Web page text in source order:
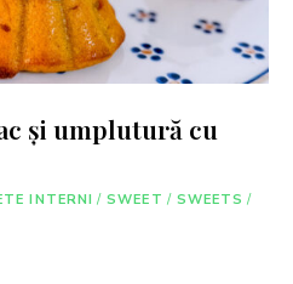
și umplutură cu
INTERNI / SWEET / SWEETS /